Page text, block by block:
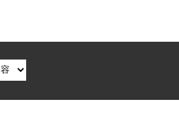
)、冰醋酸等化工原料，官方网站：